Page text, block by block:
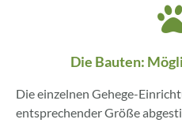
Die Bauten:
Die einzelnen Gehege-
entsprechender Größe